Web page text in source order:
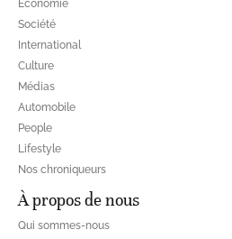
Economie
Société
International
Culture
Médias
Automobile
People
Lifestyle
Nos chroniqueurs
À propos de nous
Qui sommes-nous